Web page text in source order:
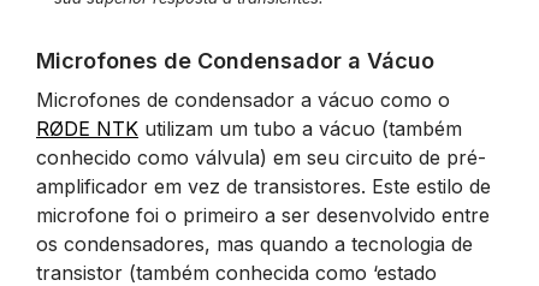
Microfones de Condensador a Vácuo
Microfones de condensador a vácuo como o
RØDE NTK utilizam um tubo a vácuo (também
conhecido como válvula) em seu circuito de pré-
amplificador em vez de transistores. Este estilo de
microfone foi o primeiro a ser desenvolvido entre
os condensadores, mas quando a tecnologia de
transistor (também conhecida como ‘estado